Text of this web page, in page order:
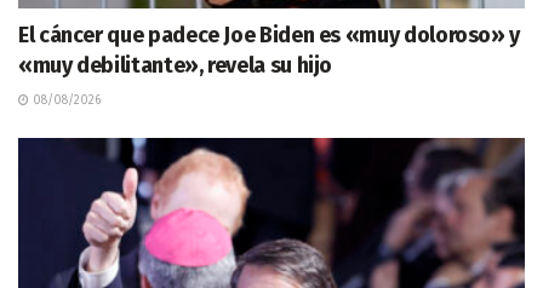
El cáncer que padece Joe Biden es «muy doloroso» y
«muy debilitante», revela su hijo
08/08/2026